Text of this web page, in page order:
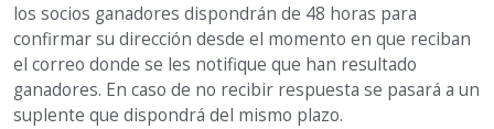
los socios ganadores dispondrán de 48 horas para
confirmar su dirección desde el momento en que reciban
el correo donde se les notifique que han resultado
ganadores. En caso de no recibir respuesta se pasará a un
suplente que dispondrá del mismo plazo.